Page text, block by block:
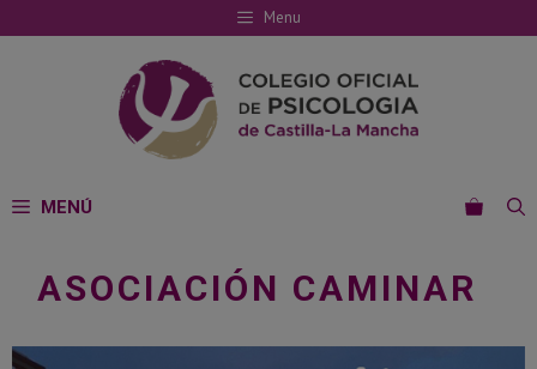
al
Menu
MENÚ
ASOCIACIÓN CAMINAR